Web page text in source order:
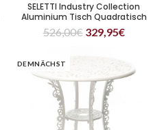
SELETTI Industry Collection
Aluminium Tisch Quadratisch
Weißer
526,00€ 329,95€
DEMNÄCHST